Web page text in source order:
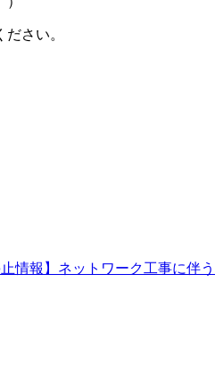
さい。
止情報】ネットワーク工事に伴